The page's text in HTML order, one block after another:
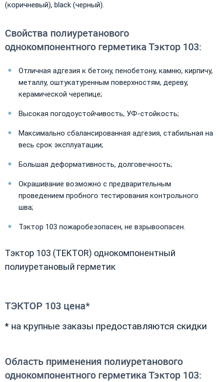
(коричневый), black (черный).
Свойства полиуретанового
однокомпонентного герметика Тэктор 103:
Отличная адгезия к бетону, пенобетону, камню, кирпичу,
металлу, оштукатуренным поверхностям, дереву,
керамической черепице;
Высокая погодоустойчивость, УФ-стойкость;
Максимально сбалансированная адгезия, стабильная на
весь срок эксплуатации;
Большая деформативность, долговечность;
Окрашивание возможно с предварительным
проведением пробного тестирования контрольного
шва;
Тэктор 103 пожаробезопасен, не взрывоопасен.
Тэктор 103 (TEKTOR) однокомпонентный
полиуретановый герметик
ТЭКТОР 103 цена*
* на крупные заказы предоставляются скидки
Область применения полиуретанового
однокомпонентного герметика Тэктор 103: